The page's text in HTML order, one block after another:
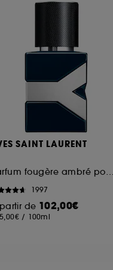
SAINT LAURENT
1997
de 102,00€
/ 100ml